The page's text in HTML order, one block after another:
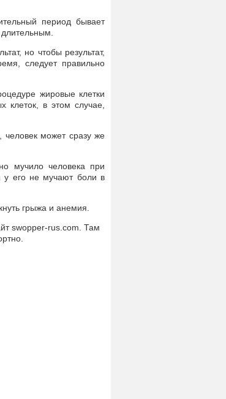
период бывает
но чтобы результат,
следует правильно
жировые клетки
клеток, в этом случае,
человек может сразу же
мучило человека при
у его не мучают боли в
грыжа и анемия.
swopper-rus.com. Там